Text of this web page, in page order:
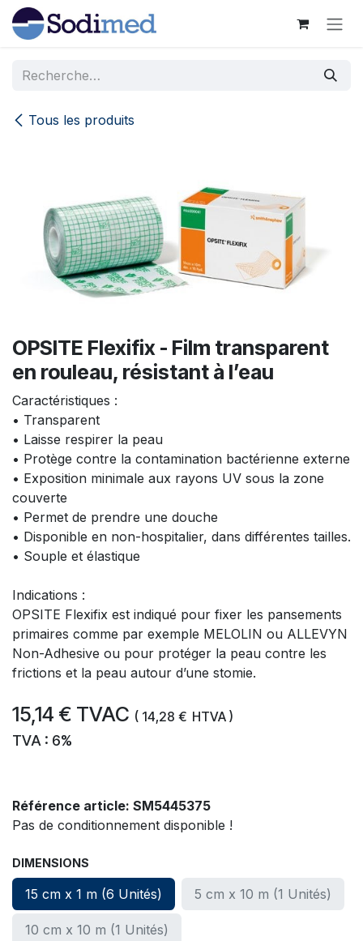
Se rendre au contenu
Tous les produits
OPSITE Flexifix - Film transparent
en rouleau, résistant à l’eau
Caractéristiques :
• Transparent
• Laisse respirer la peau
• Protège contre la contamination bactérienne externe
• Exposition minimale aux rayons UV sous la zone
couverte
• Permet de prendre une douche
• Disponible en non-hospitalier, dans différentes tailles.
• Souple et élastique
Indications :
OPSITE Flexifix est indiqué pour fixer les pansements
primaires comme par exemple MELOLIN ou ALLEVYN
Non-Adhesive ou pour protéger la peau contre les
frictions et la peau autour d’une stomie.
15,14 € TVAC ( 14,28 € HTVA )
TVA : 6%
Référence article: SM5445375
Pas de conditionnement disponible !
DIMENSIONS
15 cm x 1 m (6 Unités) 5 cm x 10 m (1 Unités)
10 cm x 10 m (1 Unités)